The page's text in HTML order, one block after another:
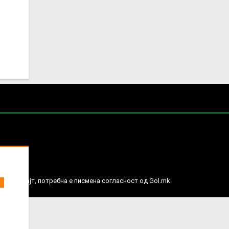
веб сајт, потребна е писмена согласност од Gol.mk.